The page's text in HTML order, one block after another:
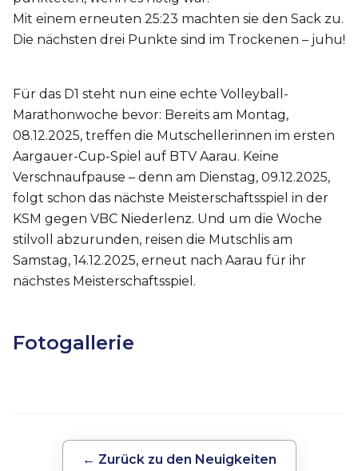
Mit einem erneuten 25:23 machten sie den Sack zu.
Die nächsten drei Punkte sind im Trockenen – juhu!
Für das D1 steht nun eine echte Volleyball-
Marathonwoche bevor: Bereits am Montag,
08.12.2025, treffen die Mutschellerinnen im ersten
Aargauer-Cup-Spiel auf BTV Aarau. Keine
Verschnaufpause – denn am Dienstag, 09.12.2025,
folgt schon das nächste Meisterschaftsspiel in der
KSM gegen VBC Niederlenz. Und um die Woche
stilvoll abzurunden, reisen die Mutschlis am
Samstag, 14.12.2025, erneut nach Aarau für ihr
nächstes Meisterschaftsspiel.
Fotogallerie
← Zurück zu den Neuigkeiten